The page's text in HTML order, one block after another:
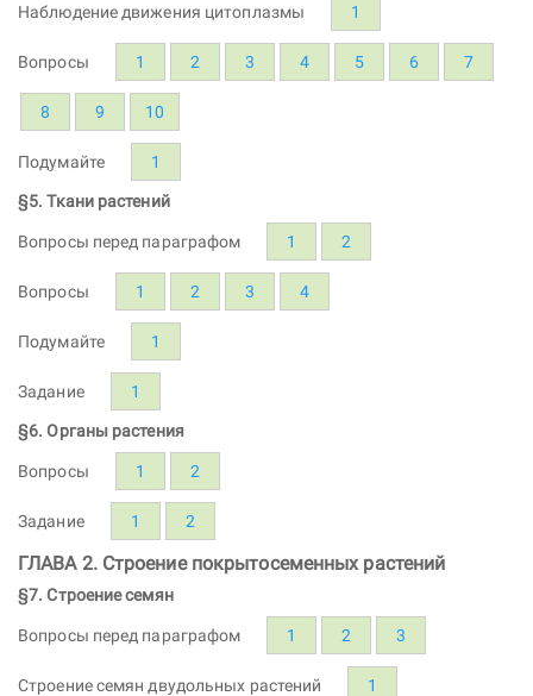
Наблюдение движения цитоплазмы 1
Вопросы 1 2 3 4 5 6 7
8 9 10
Подумайте 1
§5. Ткани растений
Вопросы перед параграфом 1 2
Вопросы 1 2 3 4
Подумайте 1
Задание 1
§6. Органы растения
Вопросы 1 2
Задание 1 2
ГЛАВА 2. Строение покрытосеменных растений
§7. Строение семян
Вопросы перед параграфом 1 2 3
Строение семян двудольных растений 1